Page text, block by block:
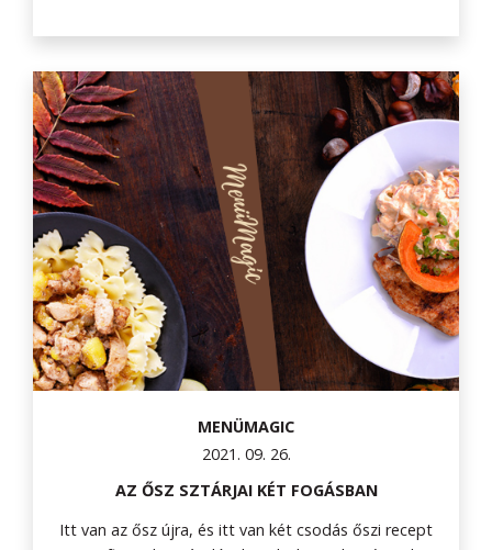
MENÜMAGIC
2021. 09. 26.
AZ ŐSZ SZTÁRJAI KÉT FOGÁSBAN
Itt van az ősz újra, és itt van két csodás őszi recept